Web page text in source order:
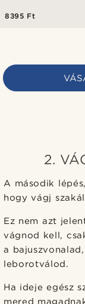
8395 Ft
2.
A második
hogy vágj
Ez nem azt
vágnod kell,
a
leborotválod.
Ha ideje egész
mered